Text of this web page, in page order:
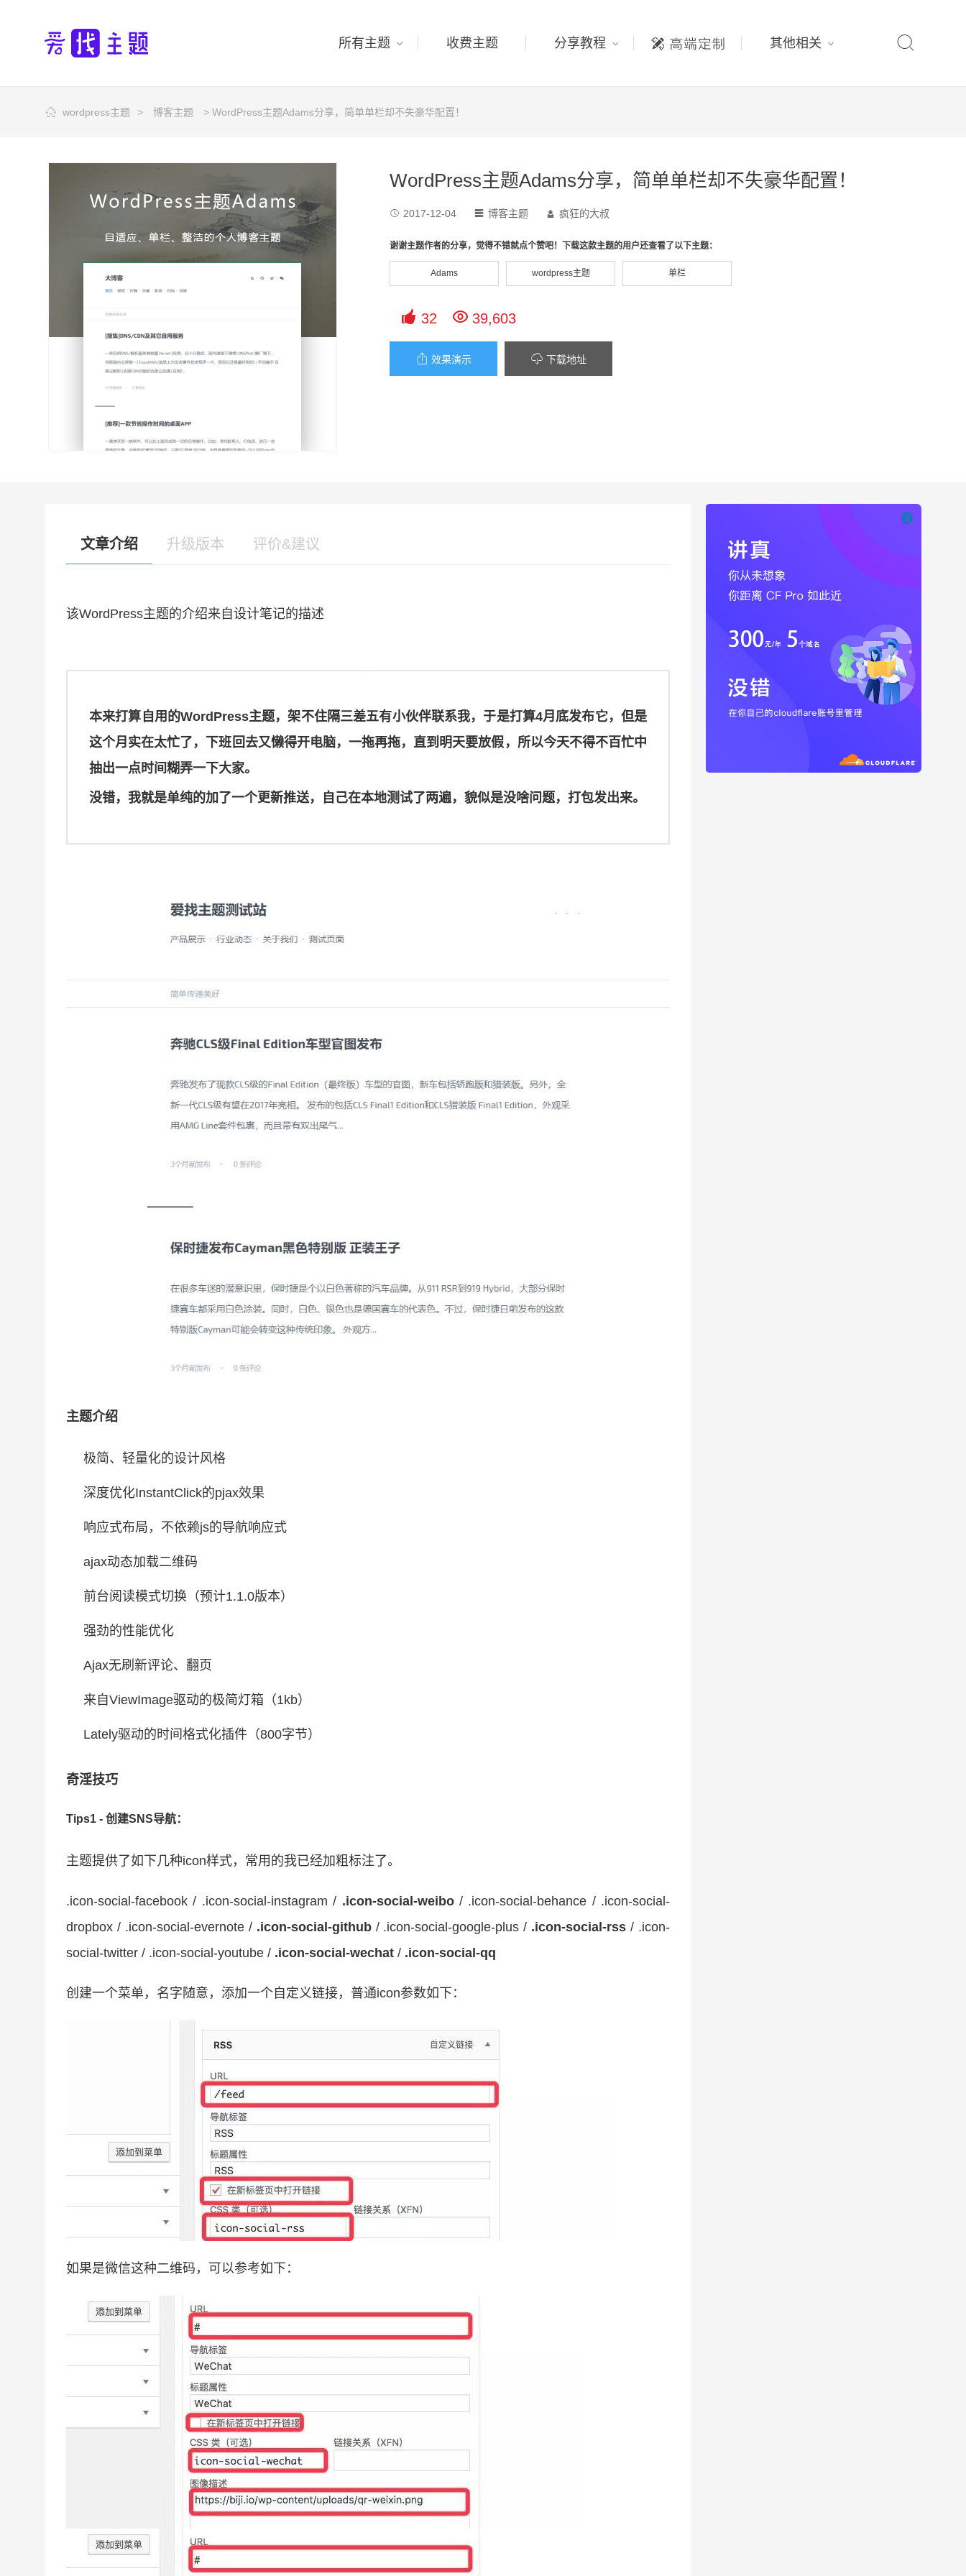
所有主题 收费主题 分享教程 其他相关 
wordpress主题 > 博客主题 > WordPress主题Adams分享，简单单栏却不失豪华配置！
WordPress主题Adams分享，简单单栏却不失豪华配置！
 2017-12-04  博客主题  疯狂的大叔
谢谢主题作者的分享，觉得不错就点个赞吧！下载这款主题的用户还查看了以下主题：
Adams wordpress主题 单栏
 32  39,603
 效果演示  下载地址
文章介绍 升级版本 评价&建议
该WordPress主题的介绍来自设计笔记的描述
本来打算自用的WordPress主题，架不住隔三差五有小伙伴联系我，于是打算4月底发布它，但是
这个月实在太忙了，下班回去又懒得开电脑，一拖再拖，直到明天要放假，所以今天不得不百忙中
抽出一点时间糊弄一下大家。
没错，我就是单纯的加了一个更新推送，自己在本地测试了两遍，貌似是没啥问题，打包发出来。
主题介绍
极简、轻量化的设计风格
深度优化InstantClick的pjax效果
响应式布局，不依赖js的导航响应式
ajax动态加载二维码
前台阅读模式切换（预计1.1.0版本）
强劲的性能优化
Ajax无刷新评论、翻页
来自ViewImage驱动的极简灯箱（1kb）
Lately驱动的时间格式化插件（800字节）
奇淫技巧
Tips1 - 创建SNS导航：
主题提供了如下几种icon样式，常用的我已经加粗标注了。
.icon-social-facebook / .icon-social-instagram / .icon-social-weibo/ .icon-social-behance / .icon-social-
dropbox / .icon-social-evernote / .icon-social-github/ .icon-social-google-plus / .icon-social-rss / .icon-
social-twitter / .icon-social-youtube / .icon-social-wechat / .icon-social-qq
创建一个菜单，名字随意，添加一个自定义链接，普通icon参数如下：
如果是微信这种二维码，可以参考如下：
